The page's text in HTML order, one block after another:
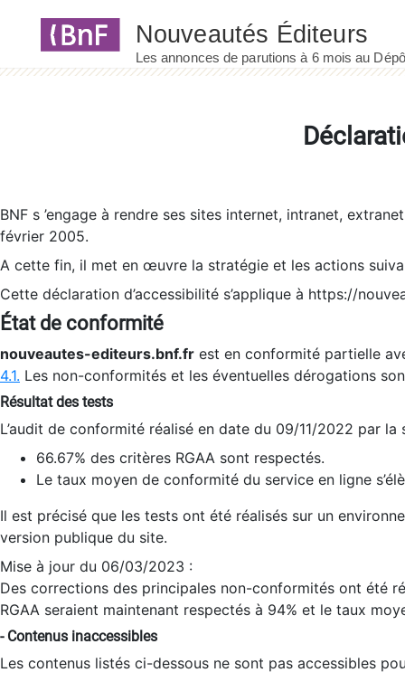
BNF s ’engage à rendre ses sites internet, intranet,
février 2005.
A cette fin, il met en œuvre la stratégie et les actions
Cette déclaration d’accessibilité s’applique à https://
État de conformité
nouveautes-editeurs.bnf.fr est en conformité partielle
4.1. Les non-conformités et les éventuelles dérogations
Résultat des tests
L’audit de conformité réalisé en date du 09/11/2022 par
66.67% des critères RGAA sont respectés.
Le taux moyen de conformité du service en ligne
Il est précisé que les tests ont été réalisés sur un
version publique du site.
Mise à jour du 06/03/2023 :
Des corrections des principales non-conformités ont été
RGAA seraient maintenant respectés à 94% et le taux
- Contenus inaccessibles
Les contenus listés ci-dessous ne sont pas accessibles